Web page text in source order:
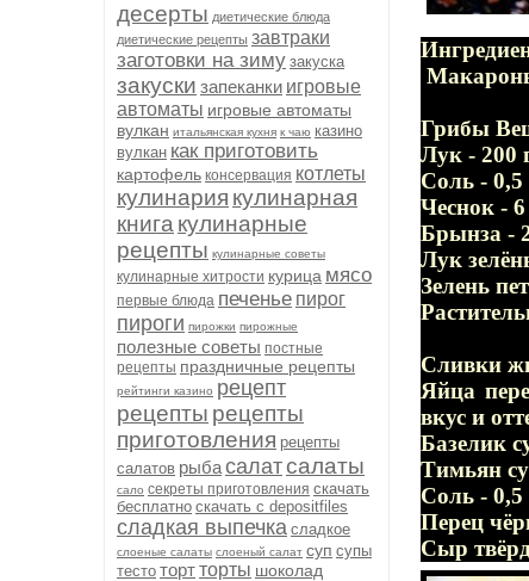
десерты диетические блюда
диетические рецепты завтраки
заготовки на зиму закуска
закуски запеканки игровые
автоматы игровые автоматы
вулкан итальянская кухня к чаю казино
вулкан как приготовить
картофель консервация котлеты
кулинария кулинарная
книга кулинарные
рецепты кулинарные советы
кулинарные хитрости курица мясо
первые блюда печенье пирог
пироги пирожки пирожные
полезные советы постные
рецепты праздничные рецепты
рейтинги казино рецепт
рецепты рецепты
приготовления рецепты
салатов рыбасалатсалаты
сало секреты приготовления скачать
бесплатно скачать с depositfiles
сладкая выпечка сладкое
слоеные салаты слоеный салат суп супы
тесто тортторты шоколад
Грибы
Лук - 200
Соль - 0,5
Чеснок -
Брынза -
Лук
Зелень
Сливки
Яйца
вкус и
Базелик
Тимьян
Соль - 0,5
Перец
Сыр